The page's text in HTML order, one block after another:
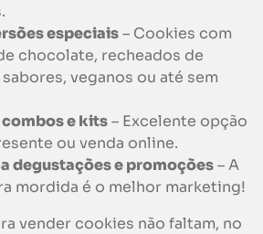
especiais– Cookies com
chocolate, recheados de
veganos ou até sem
e kits– Excelente opção
ou venda online.
degustações e promoções– A
mordida é o melhor marketing!
vender cookies não faltam, no